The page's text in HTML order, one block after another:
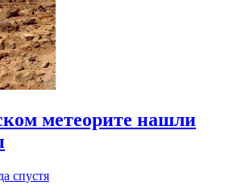
метеорите нашли
спустя